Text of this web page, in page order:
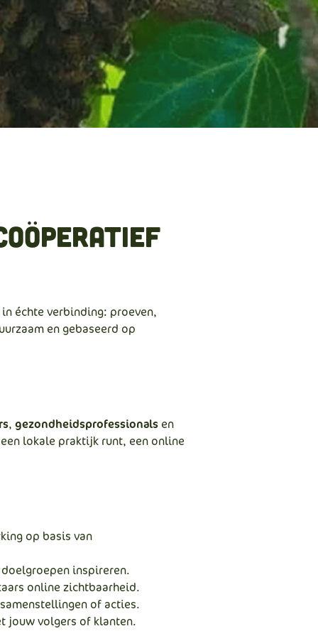
échte verbinding: proeven,
en gebaseerd op
, gezondheidsprofessionalsen
lokale praktijk runt, een online
op basis van
inspireren.
online zichtbaarheid.
of acties.
jouw volgers of klanten.